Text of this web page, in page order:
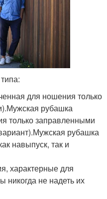
для ношения только
рубашка
только заправленными
рубашка
навыпуск, так и
характерные для
никогда не надеть их